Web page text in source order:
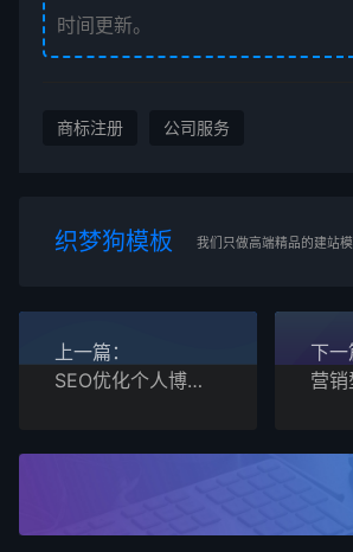
时间更新。
商标注册 公司服务
织梦狗模板 我们只做高端精品的建站模
上一篇：
SEO优化个人博客资讯响应式网站模板
下一